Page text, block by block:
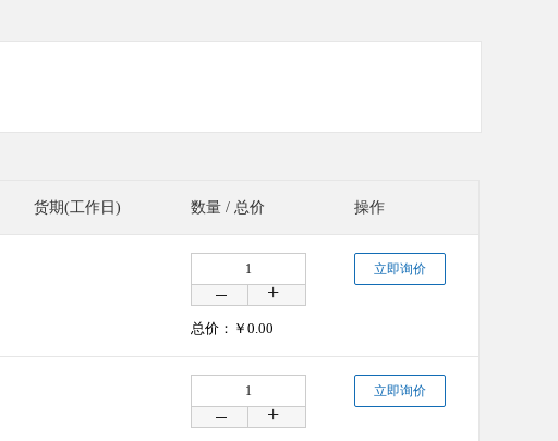
货期(工作日) 数量 / 总价 操作
总价：￥ 0.00
立即询价
立即询价